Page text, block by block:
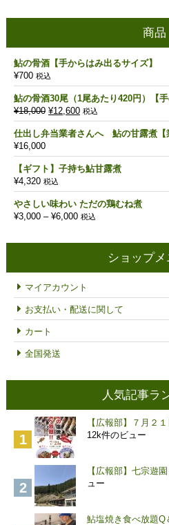
商品
鮎の骨酒【手からはみ出るサイズ】
¥700 税込
鮎の骨酒30尾（1尾あたり420円）【
¥18,000 元
の
価
は
¥18,000
で
し
た。
¥12,600現
在
の
格
は
す。
税込
仕出し弁当業者さんへ 鮎の甘露煮【
¥16,000
【ギフト】子持ち鮎甘露煮
¥4,320 税込
やさしい味わい ただの鶏むね煮
¥3,000 – ¥6,000価
帯:
税込
ショップ
マイアカウント
お支払い・配送に関して
カート
全国発送
人気記事ラ
【広報部】７月２
12k件のビュー
【広報部】七宗遊
ュー
鮎塩焼き食べ放題Q